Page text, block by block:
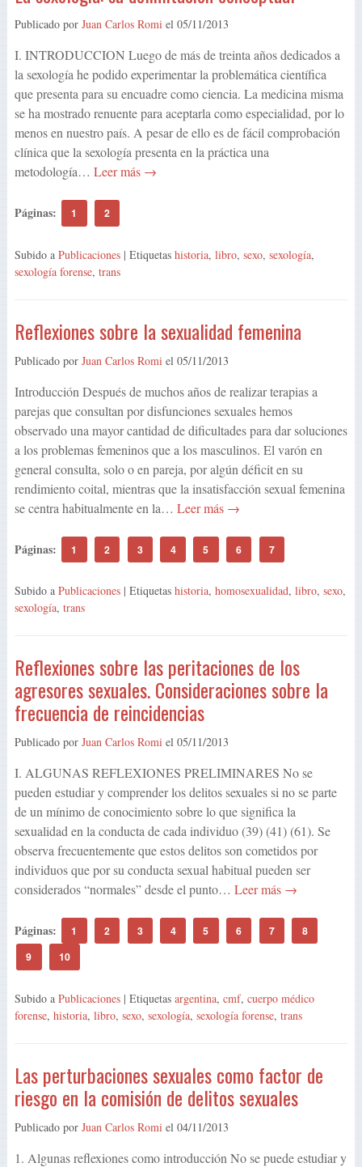
Publicado por Juan Carlos Romiel 05/11/2013
I. INTRODUCCION Luego de más de treinta años dedicados a
la sexología he podido experimentar la problemática científica
que presenta para su encuadre como ciencia. La medicina misma
se ha mostrado renuente para aceptarla como especialidad, por lo
menos en nuestro país. A pesar de ello es de fácil comprobación
clínica que la sexología presenta en la práctica una
metodología… Leer más →
Páginas: 1 2
Subido a Publicaciones | Etiquetas historia, libro, sexo, sexología,
sexología forense, trans
Reflexiones sobre la sexualidad femenina
Publicado por Juan Carlos Romi el 05/11/2013
Introducción Después de muchos años de realizar terapias a
parejas que consultan por disfunciones sexuales hemos
observado una mayor cantidad de dificultades para dar soluciones
a los problemas femeninos que a los masculinos. El varón en
general consulta, solo o en pareja, por algún déficit en su
rendimiento coital, mientras que la insatisfacción sexual femenina
se centra habitualmente en la… Leer más →
Páginas: 1 2 3 4 5 6 7
Subido a Publicaciones | Etiquetas historia, homosexualidad, libro, sexo,
sexología, trans
Reflexiones sobre las peritaciones de los
agresores sexuales. Consideraciones sobre la
frecuencia de reincidencias
Publicado por Juan Carlos Romiel 05/11/2013
I. ALGUNAS REFLEXIONES PRELIMINARES No se
pueden estudiar y comprender los delitos sexuales si no se parte
de un mínimo de conocimiento sobre lo que significa la
sexualidad en la conducta de cada individuo (39) (41) (61). Se
observa frecuentemente que estos delitos son cometidos por
individuos que por su conducta sexual habitual pueden ser
considerados “normales” desde el punto… Leer más →
Páginas: 1 2 3 4 5 6 7
8
9
10
Subido a Publicaciones | Etiquetas argentina, cmf, cuerpo médico
forense, historia, libro, sexo, sexología, sexología forense, trans
Las perturbaciones sexuales como factor de
riesgo en la comisión de delitos sexuales
Publicado por Juan Carlos Romi el 04/11/2013
1. Algunas reflexiones como introducción No se puede estudiar y